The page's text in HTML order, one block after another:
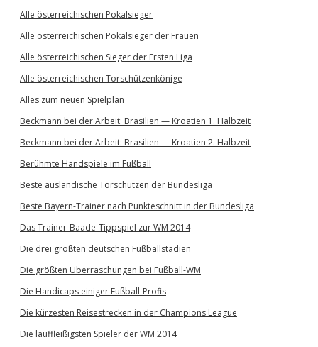
Alle österreichischen Pokalsieger
Alle österreichischen Pokalsieger der Frauen
Alle österreichischen Sieger der Ersten Liga
Alle österreichischen Torschützenkönige
Alles zum neuen Spielplan
Beckmann bei der Arbeit: Brasilien — Kroatien 1. Halbzeit
Beckmann bei der Arbeit: Brasilien — Kroatien 2. Halbzeit
Berühmte Handspiele im Fußball
Beste ausländische Torschützen der Bundesliga
Beste Bayern-Trainer nach Punkteschnitt in der Bundesliga
Das Trainer-Baade-Tippspiel zur WM 2014
Die drei größten deutschen Fußballstadien
Die größten Überraschungen bei Fußball-WM
Die Handicaps einiger Fußball-Profis
Die kürzesten Reisestrecken in der Champions League
Die lauffleißigsten Spieler der WM 2014